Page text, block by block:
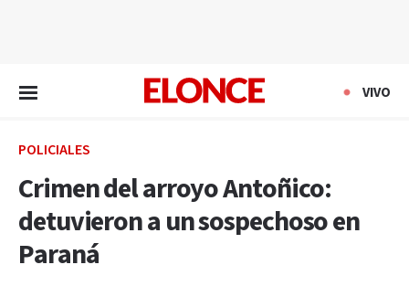
VIVO
POLICIALES
Crimen del arroyo Antoñico:
detuvieron a un sospechoso en
Paraná